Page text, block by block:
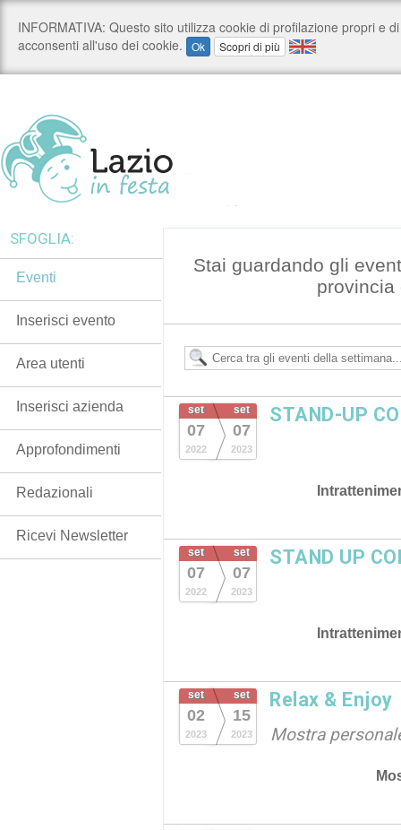
Stai guardando gli
provincia
set
07
2022
set
07
2023
STAND-UP
set
07
2022
set
07
2023
STAND UP
set
02
2023
set
15
2023
Relax & Enjoy
Mostra
SFOGLIA:
Eventi
Inserisci evento
Area utenti
Inserisci azienda
Approfondimenti
Redazionali
Ricevi Newsletter